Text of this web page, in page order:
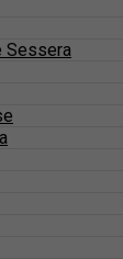
Sessera